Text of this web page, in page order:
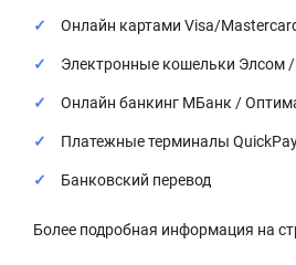
Онлайн картами Visa/
Электронные кошельки Элсом
Онлайн банкинг МБанк /
Платежные терминалы
Банковский перевод
Более подробная информация на